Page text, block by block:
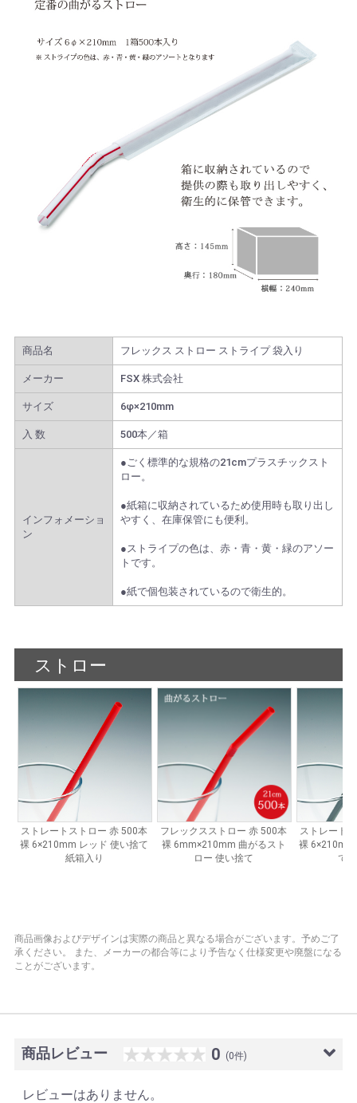
商品名 フレックス ストロー ストライプ 袋入り
メーカー FSX 株式会社
サイズ 6φ×210mm
入 数 500本／箱
インフォメーショ
ン
●ごく標準的な規格の21cmプラスチックスト
ロー。
●紙箱に収納されているため使用時も取り出し
やすく、在庫保管にも便利。
●ストライプの色は、赤・青・黄・緑のアソー
トです。
●紙で個包装されているので衛生的。
商品画像およびデザインは実際の商品と異なる場合がございます。予めご了
承ください。
また、メーカーの都合等により予告なく仕様変更や廃盤になる
ことがございます。
商品レビュー 0 (0件)
レビューはありません。